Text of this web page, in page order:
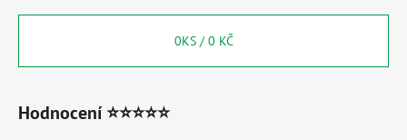
0KS /0 KČ
Hodnocení ⭐⭐⭐⭐⭐